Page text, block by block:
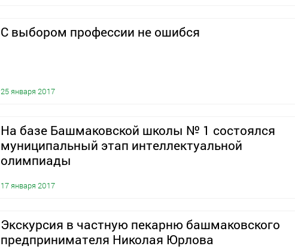
C выбором профессии не ошибся
25 января 2017
На базе Башмаковской школы № 1 состоялся
муниципальный этап интеллектуальной
олимпиады
17 января 2017
Экскурсия в частную пекарню башмаковского
предпринимателя Николая Юрлова